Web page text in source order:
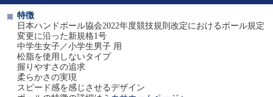
特徴
日本ハンドボール協会2022年度競技規則改定におけるボール規定
変更に沿った新規格1号
中学生女子／小学生男子 用
松脂を使用しないタイプ
握りやすさの追求
柔らかさの実現
スピード感を感じさせるデザイン